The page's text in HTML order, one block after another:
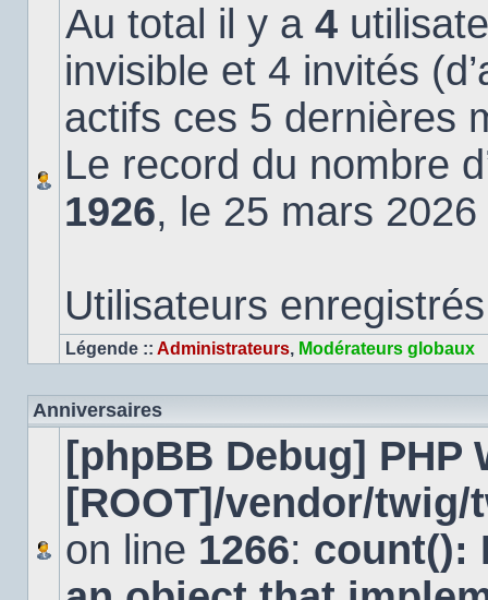
Au total il y a 4
invisible et 4 invités
actifs ces 5 dernières
Le record du nombre
1926, le 25 mars 2026
Utilisateurs
Légende :: Administrateurs, Modérateurs globaux
Anniversaires
[phpBB Debug] PHP
[ROOT]/vendor/
on line 1266: count():